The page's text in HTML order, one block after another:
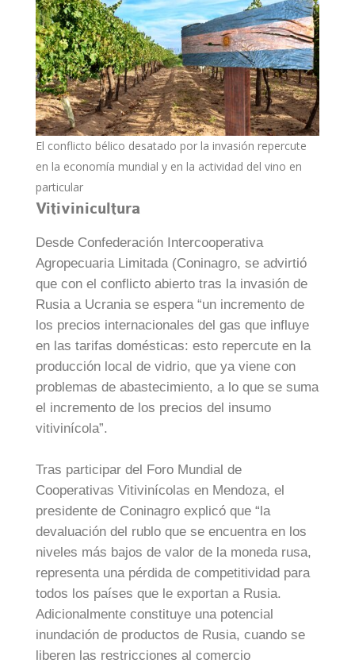
El conflicto bélico desatado por la invasión repercute
en la economía mundial y en la actividad del vino en
particular
Vitivinicultura
Desde Confederación Intercooperativa
Agropecuaria Limitada (Coninagro, se advirtió
que con el conflicto abierto tras la invasión de
Rusia a Ucrania se espera “un incremento de
los precios internacionales del gas que influye
en las tarifas domésticas: esto repercute en la
producción local de vidrio, que ya viene con
problemas de abastecimiento, a lo que se suma
el incremento de los precios del insumo
vitivinícola”.
Tras participar del Foro Mundial de
Cooperativas Vitivinícolas en Mendoza, el
presidente de Coninagro explicó que “la
devaluación del rublo que se encuentra en los
niveles más bajos de valor de la moneda rusa,
representa una pérdida de competitividad para
todos los países que le exportan a Rusia.
Adicionalmente constituye una potencial
inundación de productos de Rusia, cuando se
liberen las restricciones al comercio